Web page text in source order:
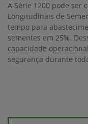
A Série 1200 pode ser
Longitudinais de
tempo para
sementes em 25%.
capacidade
segurança durante